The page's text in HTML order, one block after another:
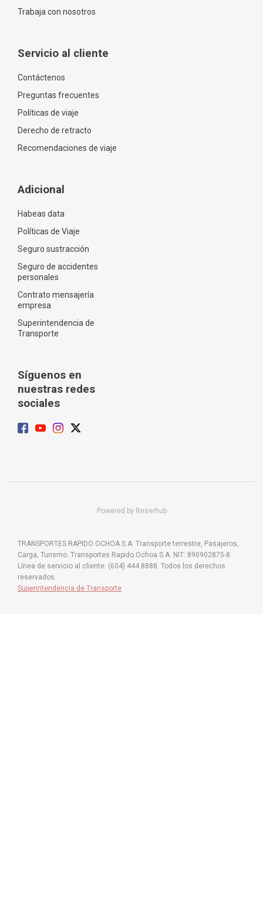
Trabaja con nosotros
Servicio al cliente
Contáctenos
Preguntas frecuentes
Políticas de viaje
Derecho de retracto
Recomendaciones de viaje
Adicional
Habeas data
Políticas de Viaje
Seguro sustracción
Seguro de accidentes
personales
Contrato mensajería
empresa
Superintendencia de
Transporte
Síguenos en
nuestras redes
sociales
Powered by Reserhub
TRANSPORTES RAPIDO OCHOA S.A. Transporte terrestre, Pasajeros,
Carga, Turismo. Transportes Rapido Ochoa S.A. NIT: 890902875-8
Línea de servicio al cliente: (604) 444 8888. Todos los derechos
reservados.
Superintendencia de Transporte